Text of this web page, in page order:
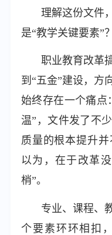
理解这份文件
是“教学关键要素”？
职业教育改革
到“五金”建设，方
始终存在一个痛点
温”，文件发了不
质量的根本提升
以为，在于改革
梢”。
专业、课程、
个要素环环相扣